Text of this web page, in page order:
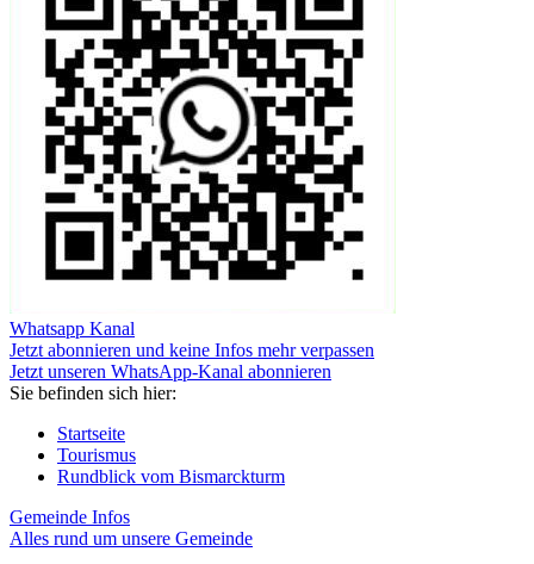
Whatsapp Kanal
Jetzt abonnieren und keine Infos mehr verpassen
Jetzt unseren WhatsApp-Kanal abonnieren
Sie befinden sich hier:
Startseite
Tourismus
Rundblick vom Bismarckturm
Gemeinde Infos
Alles rund um unsere Gemeinde